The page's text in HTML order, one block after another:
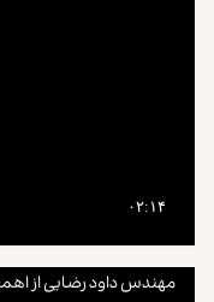
مهندس داود رضایی از